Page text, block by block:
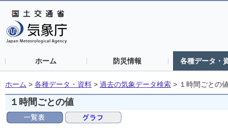
ホーム 防災情報 各種データ・
ホーム > 各種データ・資料 > 過去の気象データ検索 > １時間ごとの
１時間ごとの値